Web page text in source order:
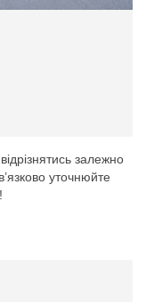
залежно
уточнюйте